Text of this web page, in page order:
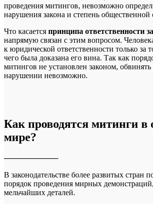
проведения митингов, невозможно
нарушения закона и степень общественной
Что касается принципа ответственности
напрямую связан с этим вопросом.
к юридической ответственности только за
чего была доказана его вина. Так как
митингов не установлен законом, обвинять
нарушении невозможно.
Как проводятся митинги в
мире?
──────────
В законодательстве более развитых стран
порядок проведения мирных
мельчайших деталей.